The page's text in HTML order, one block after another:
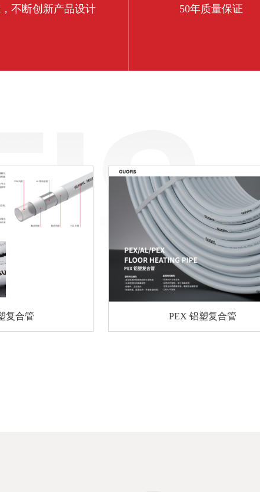
不断创新产品设计 50年质量保证
PEX 铝塑复合管